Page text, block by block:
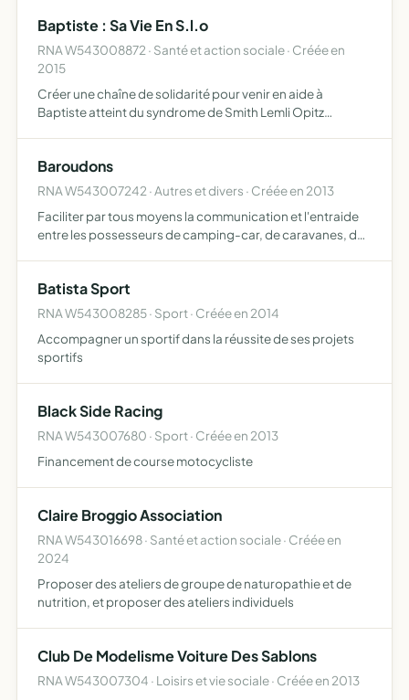
Baptiste : Sa Vie En S.l.o
RNA W543008872 · Santé et action sociale · Créée en
2015
Créer une chaîne de solidarité pour venir en aide à
Baptiste atteint du syndrome de Smith Lemli Opitz
sondéveloppemen…
Baroudons
RNA W543007242 · Autres et divers · Créée en 2013
Faciliter par tous moyens la communication et l'entraide
entre les possesseurs de camping-car, de caravanes, de
Batista Sport
RNA W543008285 · Sport · Créée en 2014
Accompagner un sportif dans la réussite de ses projets
sportifs
Black Side Racing
RNA W543007680 · Sport · Créée en 2013
Financement de course motocycliste
Claire Broggio Association
RNA W543016698 · Santé et action sociale · Créée en
2024
Proposer des ateliers de groupe de naturopathie et de
nutrition, et proposer des ateliers individuels
Club De Modelisme Voiture Des Sablons
RNA W543007304 · Loisirs et vie sociale · Créée en 2013